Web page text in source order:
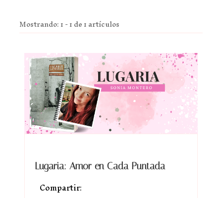
Mostrando: 1 - 1 de 1 artículos
Lugaria: Amor en Cada Puntada
Compartir: